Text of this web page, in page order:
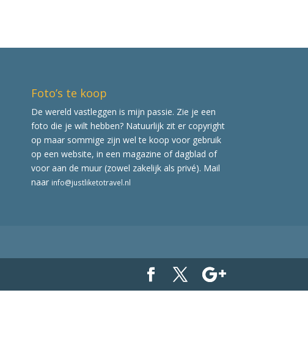
Foto’s te koop
De wereld vastleggen is mijn passie. Zie je een
foto die je wilt hebben? Natuurlijk zit er copyright
op maar sommige zijn wel te koop voor gebruik
op een website, in een magazine of dagblad of
voor aan de muur (zowel zakelijk als privé). Mail
naar info@justliketotravel.nl